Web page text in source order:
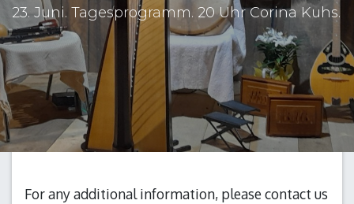
23. Juni. Tagesprogramm. 20 Uhr Corina Kuhs.
For any additional information, please contact us